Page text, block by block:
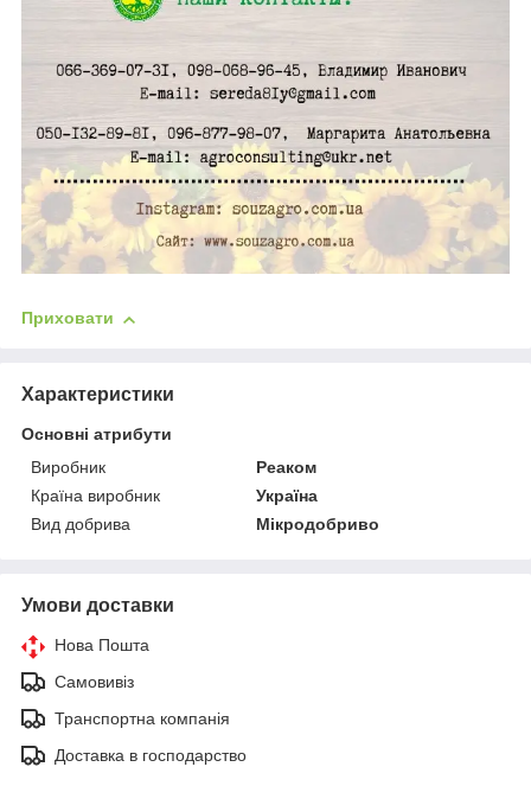
Приховати
Характеристики
Основні атрибути
Виробник
Реаком
Країна виробник
Україна
Вид добрива
Мікродобриво
Умови доставки
Нова Пошта
Самовивіз
Транспортна компанія
Доставка в господарство